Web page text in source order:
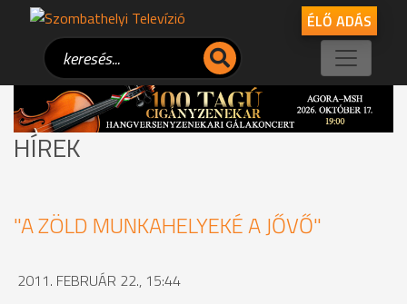
ÉLŐ ADÁS
HÍREK
"A ZÖLD MUNKAHELYEKÉ A JŐVŐ"
2011. FEBRUÁR 22., 15:44